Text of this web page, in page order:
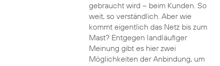
gebraucht wird – beim Kunden. So
weit, so verständlich. Aber wie
kommt eigentlich das Netz bis zum
Mast? Entgegen landläufiger
Meinung gibt es hier zwei
Möglichkeiten der Anbindung, um